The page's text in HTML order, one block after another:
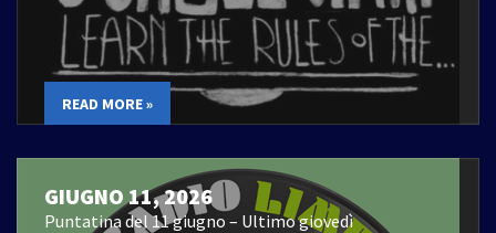
READ MORE »
GIUGNO 11, 2026
Puntatina del 11 giugno – Ultimo giovedì